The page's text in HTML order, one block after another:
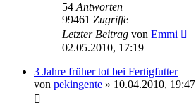
54 Antworten
99461 Zugriffe
Letzter Beitrag von Emmi
02.05.2010, 17:19
3 Jahre früher tot bei Fertigfutter
von pekingente » 10.04.2010, 19:47